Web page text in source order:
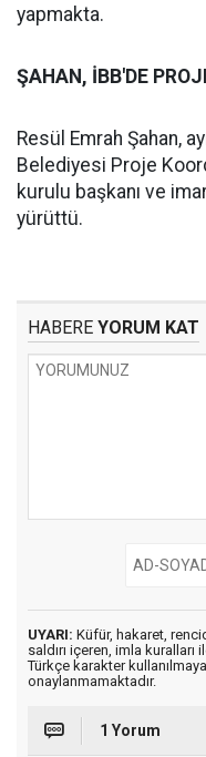
yapmakta.
ŞAHAN, İBB'DE
Resül Emrah Şahan,
Belediyesi Proje
kurulu başkanı ve
yürüttü.
HABERE YORUM KAT
UYARI: Küfür, hakaret,
saldırı içeren, imla kuralları
Türkçe karakter
onaylanmamaktadır.
1 Yorum